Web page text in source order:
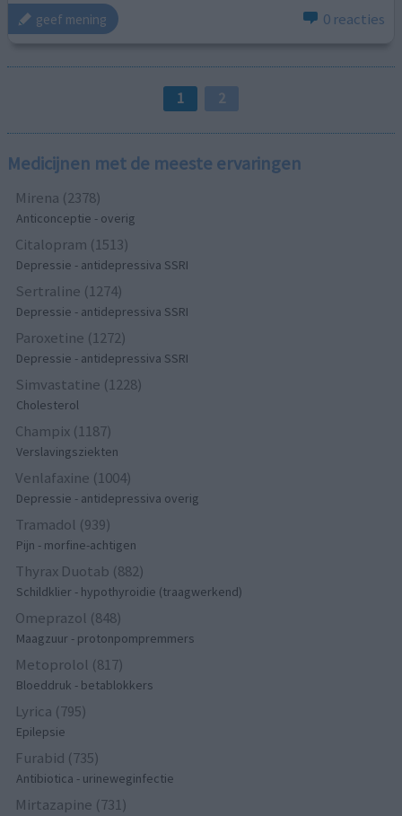
geef mening 0 reacties
1 2
Medicijnen met de meeste ervaringen
Mirena (2378)
Anticonceptie - overig
Citalopram (1513)
Depressie - antidepressiva SSRI
Sertraline (1274)
Depressie - antidepressiva SSRI
Paroxetine (1272)
Depressie - antidepressiva SSRI
Simvastatine (1228)
Cholesterol
Champix (1187)
Verslavingsziekten
Venlafaxine (1004)
Depressie - antidepressiva overig
Tramadol (939)
Pijn - morfine-achtigen
Thyrax Duotab (882)
Schildklier - hypothyroidie (traagwerkend)
Omeprazol (848)
Maagzuur - protonpompremmers
Metoprolol (817)
Bloeddruk - betablokkers
Lyrica (795)
Epilepsie
Furabid (735)
Antibiotica - urineweginfectie
Mirtazapine (731)